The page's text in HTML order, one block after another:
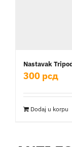
Nastavak
300 рсд
Dodaj u korpu